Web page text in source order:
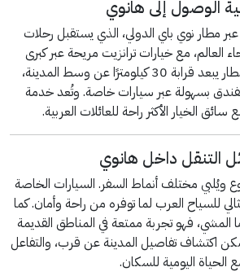
الوصول إلى هانوي
مطار نوي باي الدولي، الذي يستقبل رحلات
العالم، مع خيارات ترانزيت مريحة عبر كبرى
المطارات الآسيوية. المطار يبعد قرابة 30 كيلومترًا عن وسط المدينة،
بسهولة عبر سيارات خاصة. وتُعد خدمة
الخيار الأكثر راحة للعائلات العربية.
التنقل داخل هانوي
ويُلبي مختلف أنماط السفر. السيارات الخاصة
للسياح العرب لما توفره من راحة وأمان. كما
المشي، فهو تجربة ممتعة في المناطق القديمة
اكتشاف تفاصيل المدينة عن قرب، والتفاعل
الحياة اليومية للسكان.